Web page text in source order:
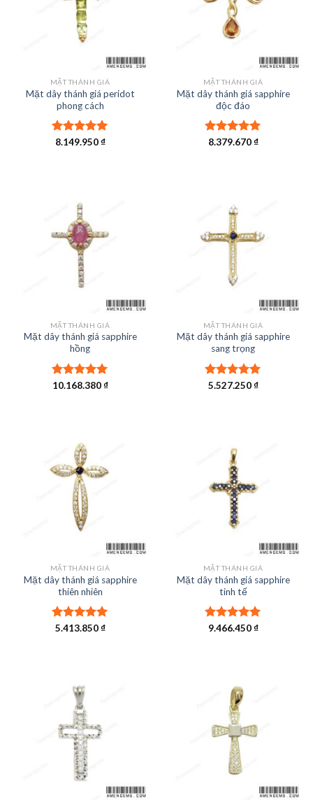
MẶT THÁNH GIÁ
Mặt dây thánh giá peridot
phong cách
Được xếp
8.149.950₫
MẶT THÁNH GIÁ
Mặt dây thánh giá sapphire
độc đáo
Được xếp
8.379.670₫
MẶT THÁNH GIÁ
Mặt dây thánh giá sapphire
hồng
Được xếp
10.168.380₫
MẶT THÁNH GIÁ
Mặt dây thánh giá sapphire
sang trọng
Được xếp
5.527.250₫
MẶT THÁNH GIÁ
Mặt dây thánh giá sapphire
thiên nhiên
Được xếp
5.413.850₫
MẶT THÁNH GIÁ
Mặt dây thánh giá sapphire
tinh tế
Được xếp
9.466.450₫